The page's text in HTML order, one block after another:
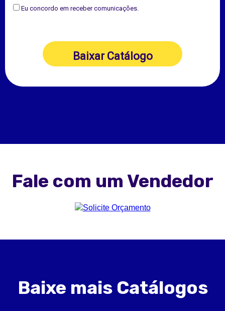
Eu concordo em receber comunicações.
Baixar Catálogo
Fale com um Vendedor
Baixe mais Catálogos